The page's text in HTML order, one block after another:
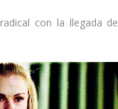
con la llegada de